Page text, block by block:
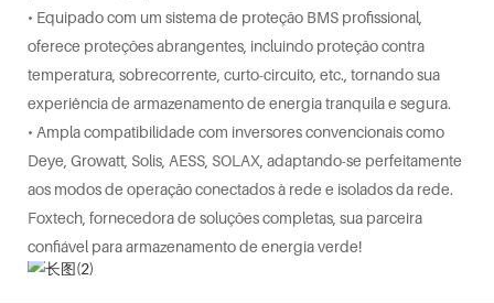
• Equipado com um sistema de proteção BMS profissional,
oferece proteções abrangentes, incluindo proteção contra
temperatura, sobrecorrente, curto-circuito, etc., tornando sua
experiência de armazenamento de energia tranquila e segura.
• Ampla compatibilidade com inversores convencionais como
Deye, Growatt, Solis, AESS, SOLAX, adaptando-se perfeitamente
aos modos de operação conectados à rede e isolados da rede.
Foxtech, fornecedora de soluções completas, sua parceira
confiável para armazenamento de energia verde!